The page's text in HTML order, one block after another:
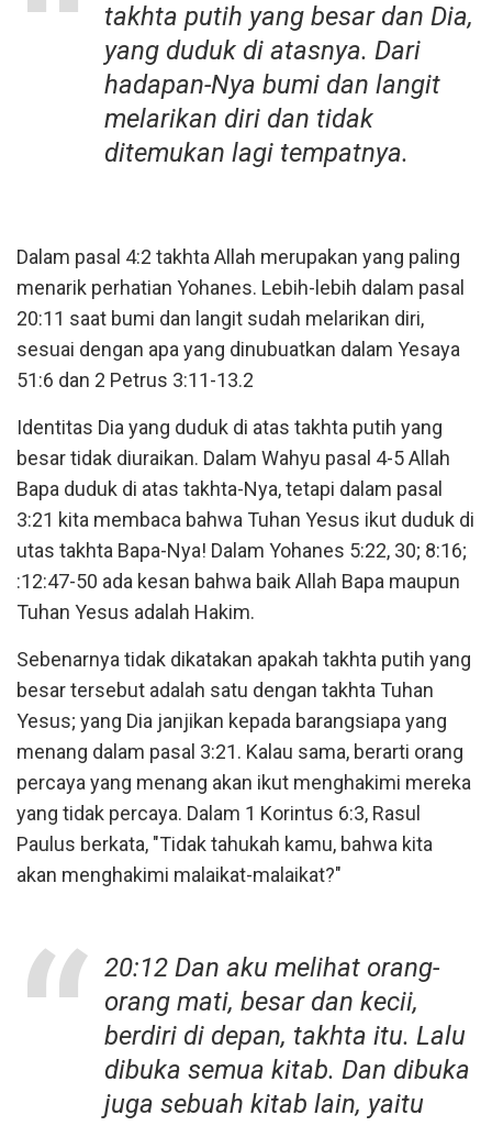
takhta putih yang besar dan Dia,
yang duduk di atasnya. Dari
hadapan-Nya bumi dan langit
melarikan diri dan tidak
ditemukan lagi tempatnya.
Dalam pasal 4:2 takhta Allah merupakan yang paling
menarik perhatian Yohanes. Lebih-lebih dalam pasal
20:11 saat bumi dan langit sudah melarikan diri,
sesuai dengan apa yang dinubuatkan dalam Yesaya
51:6 dan 2 Petrus 3:11-13.2
Identitas Dia yang duduk di atas takhta putih yang
besar tidak diuraikan. Dalam Wahyu pasal 4-5 Allah
Bapa duduk di atas takhta-Nya, tetapi dalam pasal
3:21 kita membaca bahwa Tuhan Yesus ikut duduk di
utas takhta Bapa-Nya! Dalam Yohanes 5:22, 30; 8:16;
:12:47-50 ada kesan bahwa baik Allah Bapa maupun
Tuhan Yesus adalah Hakim.
Sebenarnya tidak dikatakan apakah takhta putih yang
besar tersebut adalah satu dengan takhta Tuhan
Yesus; yang Dia janjikan kepada barangsiapa yang
menang dalam pasal 3:21. Kalau sama, berarti orang
percaya yang menang akan ikut menghakimi mereka
yang tidak percaya. Dalam 1 Korintus 6:3, Rasul
Paulus berkata, "Tidak tahukah kamu, bahwa kita
akan menghakimi malaikat-malaikat?"
20:12 Dan aku melihat orang-
orang mati, besar dan kecii,
berdiri di depan, takhta itu. Lalu
dibuka semua kitab. Dan dibuka
juga sebuah kitab lain, yaitu